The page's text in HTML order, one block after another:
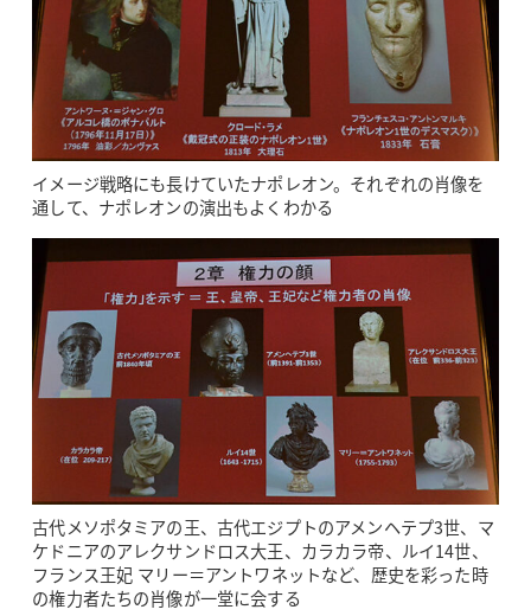
イメージ戦略にも長けていたナポレオン。それぞれの肖像を
通して、ナポレオンの演出もよくわかる
古代メソポタミアの王、古代エジプトのアメンヘテプ3世、マ
ケドニアのアレクサンドロス大王、カラカラ帝、ルイ14世、
フランス王妃 マリー＝アントワネットなど、歴史を彩った時
の権力者たちの肖像が一堂に会する